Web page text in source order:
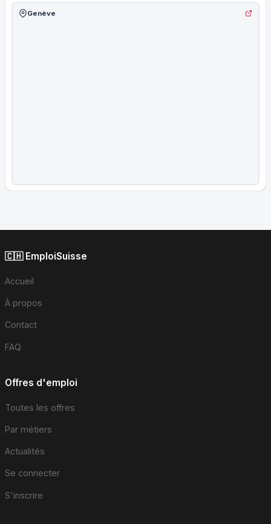
Genève
🇨🇭 EmploiSuisse
Accueil
À propos
Contact
FAQ
Offres d'emploi
Toutes les offres
Par métiers
Actualités
Se connecter
S'inscrire